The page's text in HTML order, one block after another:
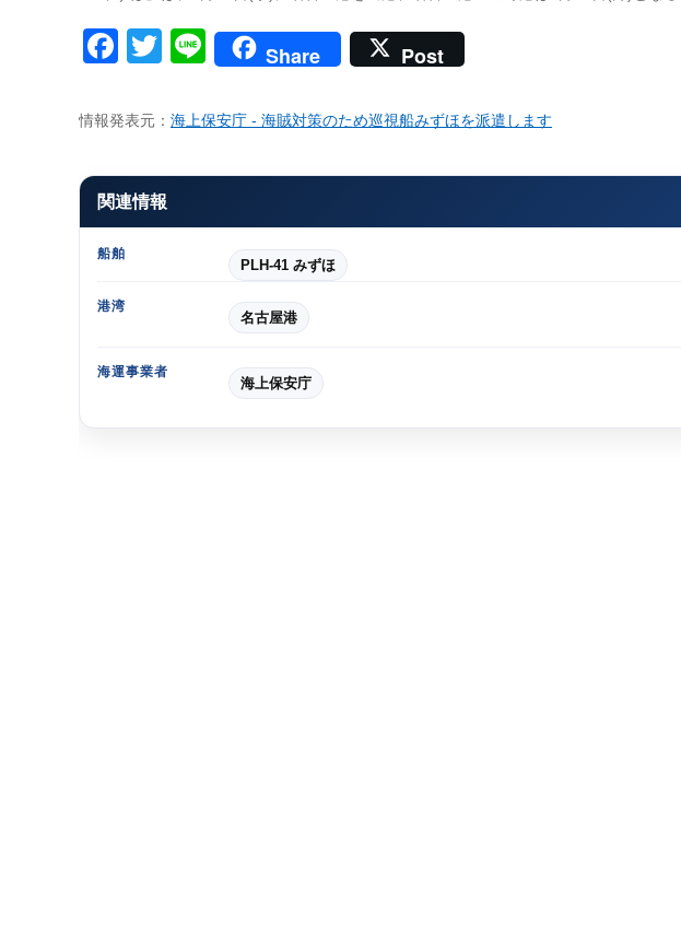
Facebook
Twitter
LineShare Post
情報発表元： 海上保安庁 - 海賊対策のため巡視船みずほを派遣します
関連情報
船舶
PLH-41 みずほ
港湾
名古屋港
海運事業者
海上保安庁